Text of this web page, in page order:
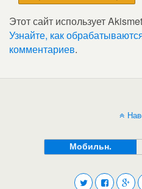
Этот сайт использует
Узнайте, как
комментариев.
Мобильн.